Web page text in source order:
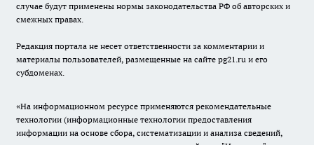
случае будут применены нормы законодательства РФ об авторских и
смежных правах.
Редакция портала не несет ответственности за комментарии и
материалы пользователей, размещенные на сайте pg21.ru и его
субдоменах.
«На информационном ресурсе применяются рекомендательные
технологии (информационные технологии предоставления
информации на основе сбора, систематизации и анализа сведений,